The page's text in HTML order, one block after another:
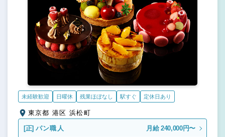
未経験歓迎 日曜休 残業ほぼなし 駅すぐ 定休日あり
東京都 港区 浜松町
[正] パン職人 月給 240,000円〜